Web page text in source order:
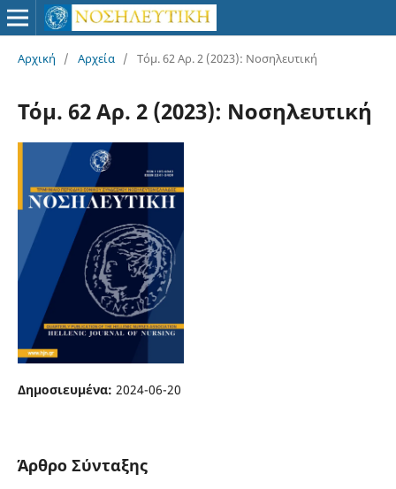
Αρχική / Αρχεία / Τόμ. 62 Αρ. 2 (2023): Νοσηλευτική
Τόμ. 62 Αρ. 2 (2023): Νοσηλευτική
Δημοσιευμένα: 2024-06-20
Άρθρο Σύνταξης